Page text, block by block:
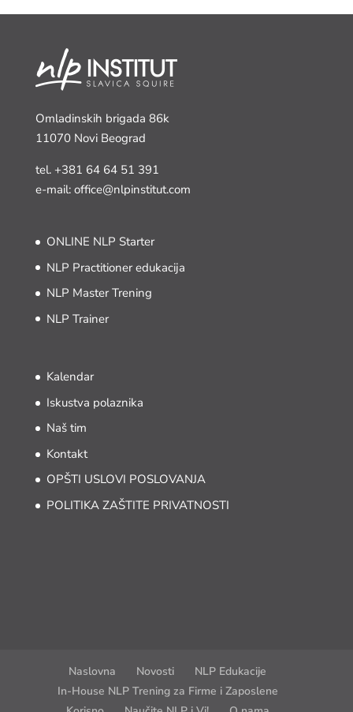
Omladinskih brigada 86k
11070 Novi Beograd
tel. +381 64 64 51 391
e-mail: office@nlpinstitut.com
ONLINE NLP Starter
NLP Practitioner edukacija
NLP Master Trening
NLP Trainer
Kalendar
Iskustva polaznika
Naš tim
Kontakt
OPŠTI USLOVI POSLOVANJA
POLITIKA ZAŠTITE PRIVATNOSTI
Naslovna Novosti
NLP Edukacije
In-House NLP Trening za Firme i Zaposlene